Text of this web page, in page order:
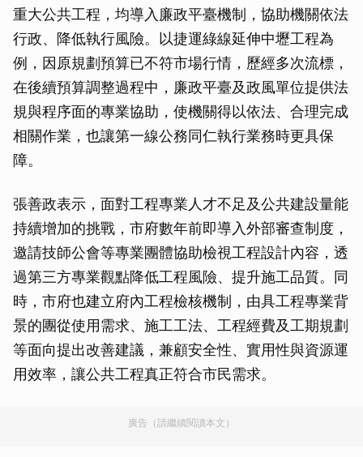
重大公共工程，均導入廉政平臺機制，協助機關依法
行政、降低執行風險。以捷運綠線延伸中壢工程為
例，因原規劃預算已不符市場行情，歷經多次流標，
在後續預算調整過程中，廉政平臺及政風單位提供法
規與程序面的專業協助，使機關得以依法、合理完成
相關作業，也讓第一線公務同仁執行業務時更具保
障。
張善政表示，面對工程專業人才不足及公共建設量能
持續增加的挑戰，市府數年前即導入外部審查制度，
邀請技師公會等專業團體協助檢視工程設計內容，透
過第三方專業觀點降低工程風險、提升施工品質。同
時，市府也建立府內工程檢核機制，由具工程專業背
景的團從使用需求、施工工法、工程經費及工期規劃
等面向提出改善建議，兼顧安全性、實用性與資源運
用效率，讓公共工程真正符合市民需求。
廣告（請繼續閱讀本文）